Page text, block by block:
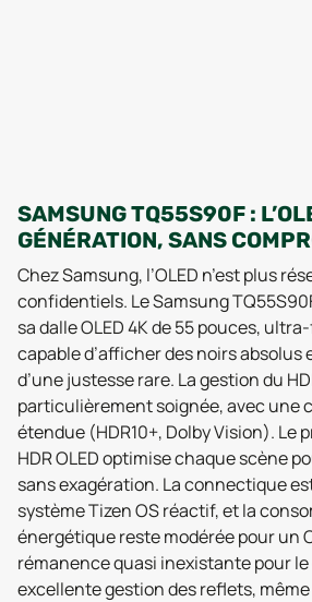
SAMSUNG TQ55S90F :
GÉNÉRATION, SANS
Chez Samsung, l’OLED n’est plus
confidentiels. Le Samsung
sa dalle OLED 4K de 55 pouces,
capable d’afficher des noirs absolus
d’une justesse rare. La gestion du
particulièrement soignée, avec une
étendue (HDR10+, Dolby Vision). Le
HDR OLED optimise chaque scène
sans exagération. La connectique
système Tizen OS réactif, et la
énergétique reste modérée pour un
rémanence quasi inexistante pour
excellente gestion des reflets,